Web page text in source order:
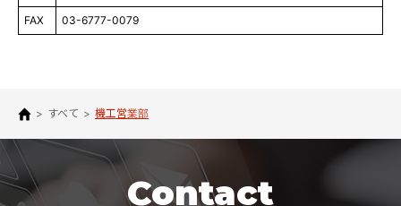
FAX 03-6777-0079
> すべて > 機工営業部
Contact